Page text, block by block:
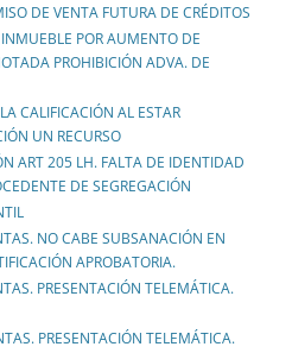
DE VENTA FUTURA DE CRÉDITOS
POR AUMENTO DE
PROHIBICIÓN ADVA. DE
CALIFICACIÓN AL ESTAR
UN RECURSO
ART 205 LH. FALTA DE IDENTIDAD
DE SEGREGACIÓN
NO CABE SUBSANACIÓN EN
APROBATORIA.
PRESENTACIÓN TELEMÁTICA.
PRESENTACIÓN TELEMÁTICA.